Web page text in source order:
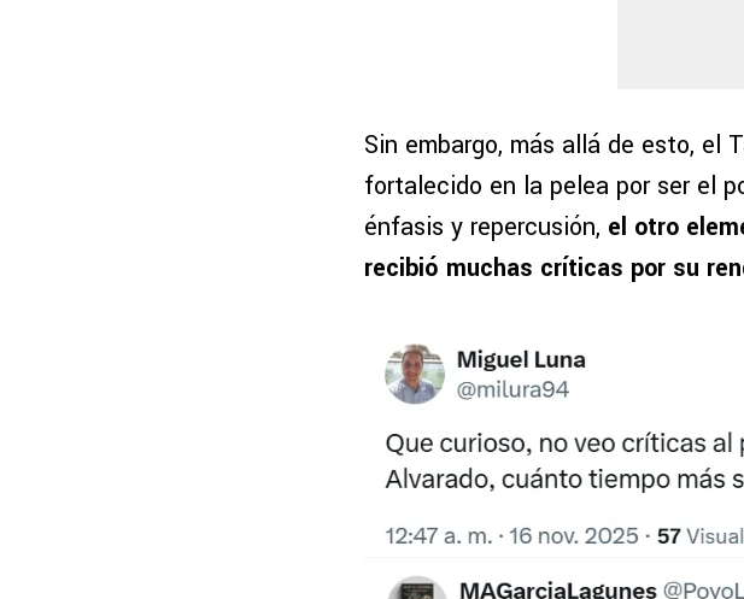
Sin embargo, más allá de esto, el
fortalecido en la pelea por ser el
énfasis y repercusión, el otro
recibió muchas críticas por su